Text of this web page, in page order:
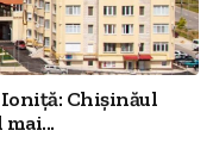
Chișinăul